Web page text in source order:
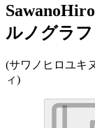
ルノグラ
(サワノヒロユキ
ィ)